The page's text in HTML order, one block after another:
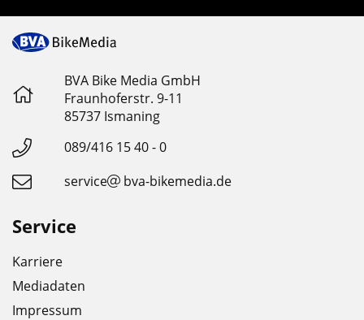
BVA Bike Media GmbH
Fraunhoferstr. 9-11
85737 Ismaning
089/416 15 40 - 0
service
bva-bikemedia.de
Service
Karriere
Mediadaten
Impressum